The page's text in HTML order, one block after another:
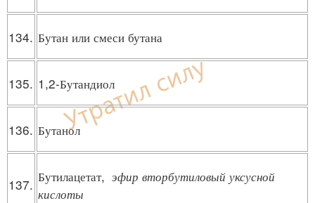
134. Бутан или смеси бутана
135. 1,2-Бутандиол
136. Бутанол
137. Бутилацетат, эфир вторбутиловый уксусной
кислоты